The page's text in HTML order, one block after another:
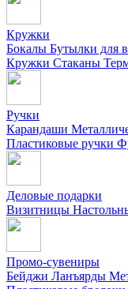
Кружки
Бокалы Бутылки для
Кружки Стаканы
Ручки
Карандаши
Пластиковые ручки
Деловые подарки
Визитницы
Промо-сувениры
Бейджи Ланъярды